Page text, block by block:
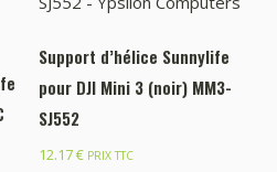
Support d’hélice Sunnylife
pour DJI Mini 3 (noir) MM3-
SJ552
12.17€ PRIX TTC